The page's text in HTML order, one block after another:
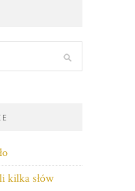
kilka słów